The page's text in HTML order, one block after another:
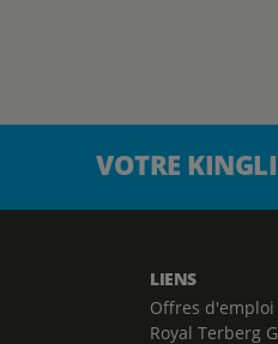
VOTRE
LIENS
Offres d'emploi
Royal Terberg